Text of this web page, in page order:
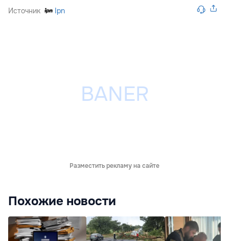
Источник Ipn
Разместить рекламу на сайте
Похожие новости